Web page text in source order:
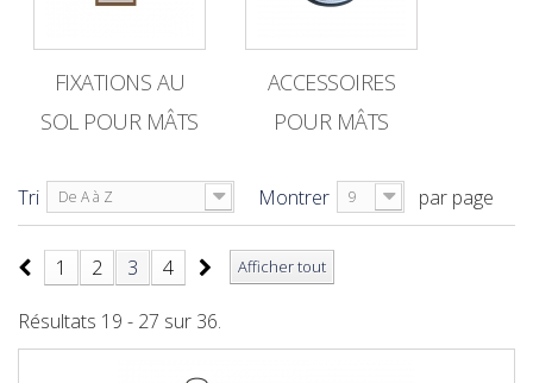
FIXATIONS AU
SOL POUR MÂTS
ACCESSOIRES
POUR MÂTS
Tri De A à Z Montrer 9 par page
Afficher tout
1 2 3 4
Résultats 19 - 27 sur 36.